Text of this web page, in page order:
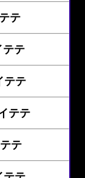
テ
テ
テテ
テテ
テ